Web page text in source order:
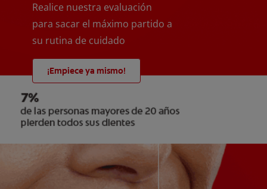
Realice nuestra evaluación
para sacar el máximo partido a
su rutina de cuidado
¡Empiece ya mismo!